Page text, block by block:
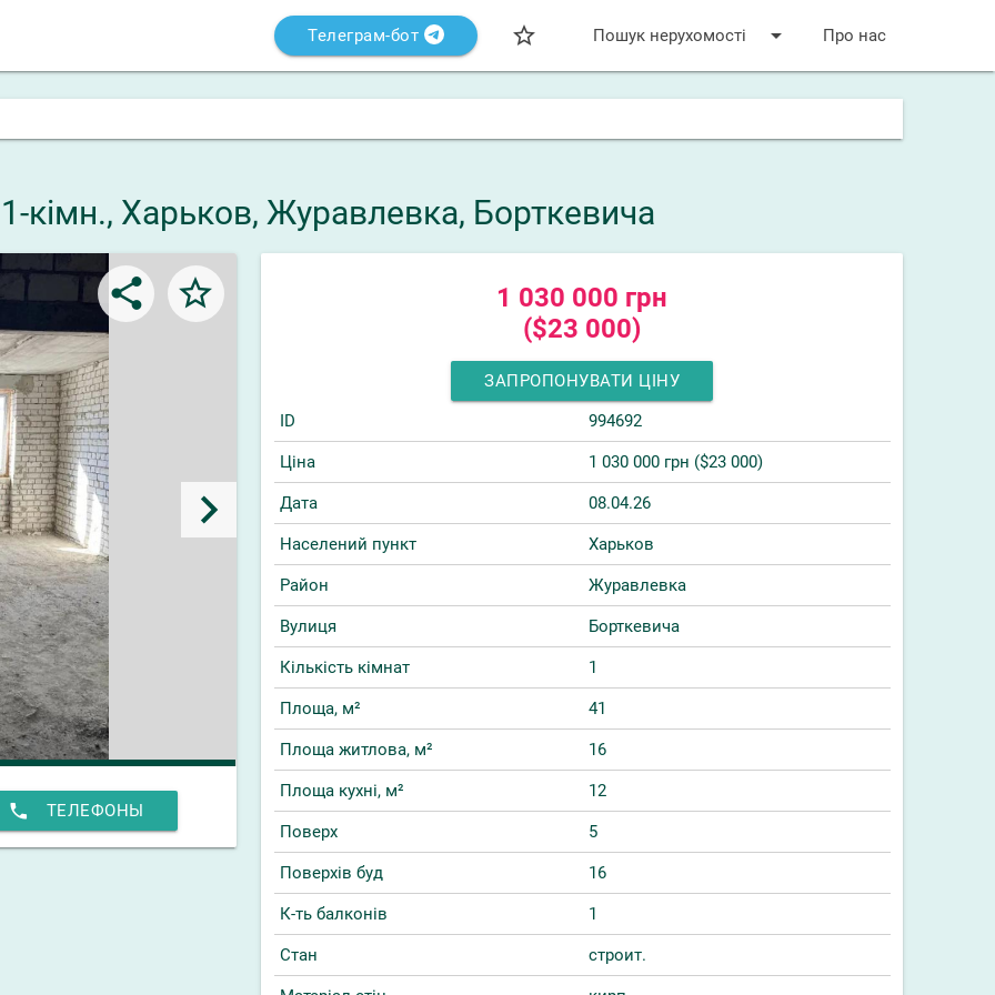
Телеграм-бот star_bordered arrow_drop_down
Пошук нерухомості Про нас
кімн., Харьков, Журавлевка, Борткевича
share star_border
keyboard_arrow_right
phone ТЕЛЕФОНЫ
1 030 000 грн
($23 000)
ЗАПРОПОНУВАТИ ЦІНУ
ID
994692
Ціна 1 030 000 грн ($23 000)
Дата 08.04.26
Населений пункт Харьков
Район Журавлевка
Вулиця Борткевича
Кількість кімнат 1
Площа, м² 41
Площа житлова, м² 16
Площа кухні, м² 12
Поверх 5
Поверхів буд 16
К-ть балконів 1
Стан строит.